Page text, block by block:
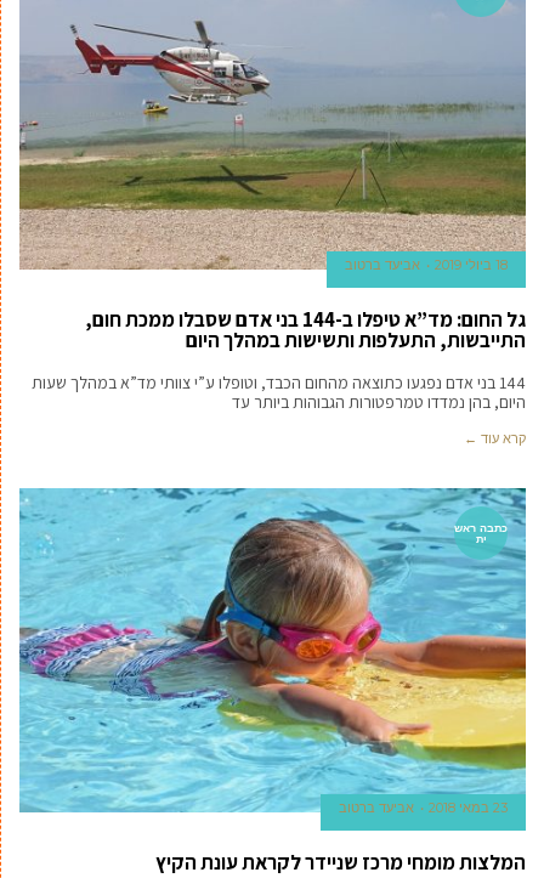
18 ביולי 2019 אביעד ברטוב
גל החום: מד”א טיפלו ב-144 בני אדם שסבלו ממכת חום,
התייבשות, התעלפות ותשישות במהלך היום
144 בני אדם נפגעו כתוצאה מהחום הכבד, וטופלו ע”י צוותי מד”א במהלך שעות
היום, בהן נמדדו טמרפטורות הגבוהות ביותר עד
קרא עוד ←
כתבה ראש
ית
23 במאי 2018 אביעד ברטוב
המלצות מומחי מרכז שניידר לקראת עונת הקיץ